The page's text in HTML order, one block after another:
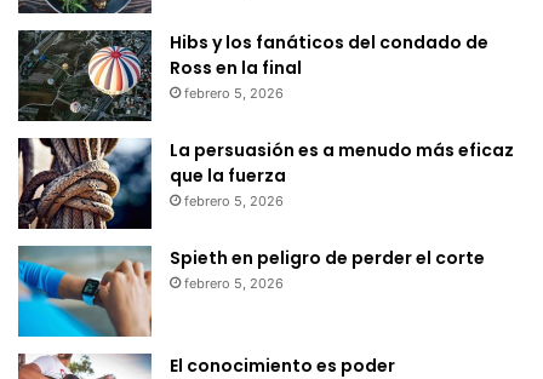
Hibs y los fanáticos del condado de
Ross en la final
febrero 5, 2026
La persuasión es a menudo más eficaz
que la fuerza
febrero 5, 2026
Spieth en peligro de perder el corte
febrero 5, 2026
El conocimiento es poder